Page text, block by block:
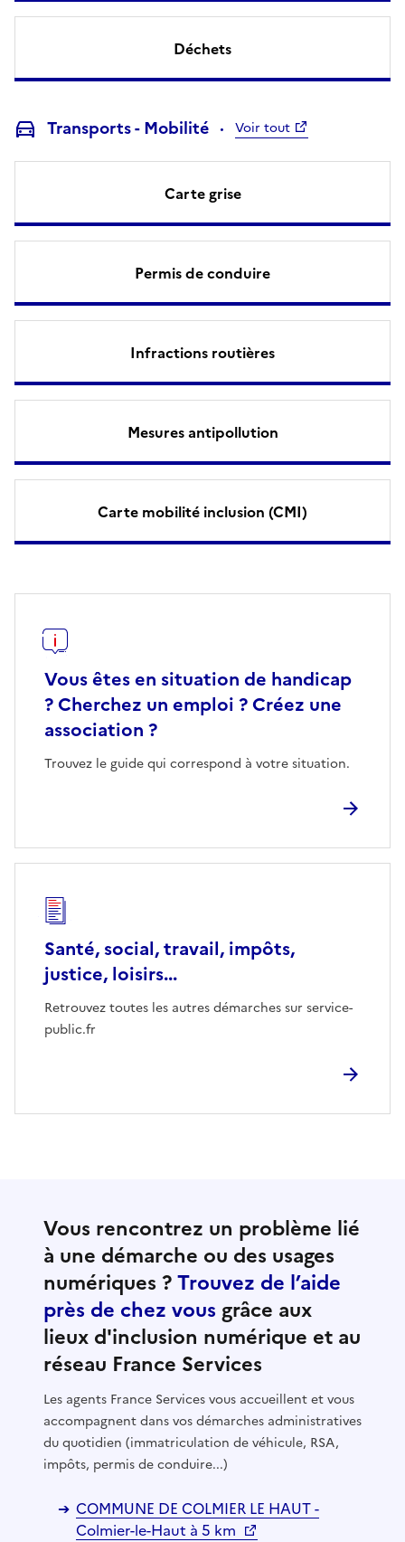
Déchets
Transports - Mobilité Voir tout
Carte grise
Permis de conduire
Infractions routières
Mesures antipollution
Carte mobilité inclusion (CMI)
Vous êtes en situation de handicap
? Cherchez un emploi ? Créez une
association ?
Trouvez le guide qui correspond à votre situation.
Santé, social, travail, impôts,
justice, loisirs...
Retrouvez toutes les autres démarches sur service-
public.fr
Vous rencontrez un problème lié
à une démarche ou des usages
numériques ?Trouvez de l’aide
près de chez vous grâce aux
lieux d'inclusion numérique et au
réseau France Services
Les agents France Services vous accueillent et vous
accompagnent dans vos démarches administratives
du quotidien (immatriculation de véhicule, RSA,
impôts, permis de conduire...)
COMMUNE DE COLMIER LE HAUT -
Colmier-le-Haut à 5 km